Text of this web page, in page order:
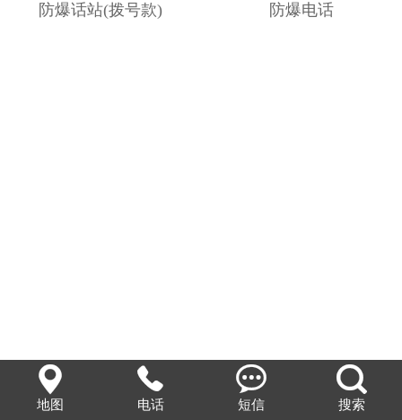
联系我们
防爆话站(拨号款) 防爆电话

地图

电话

短信

搜索